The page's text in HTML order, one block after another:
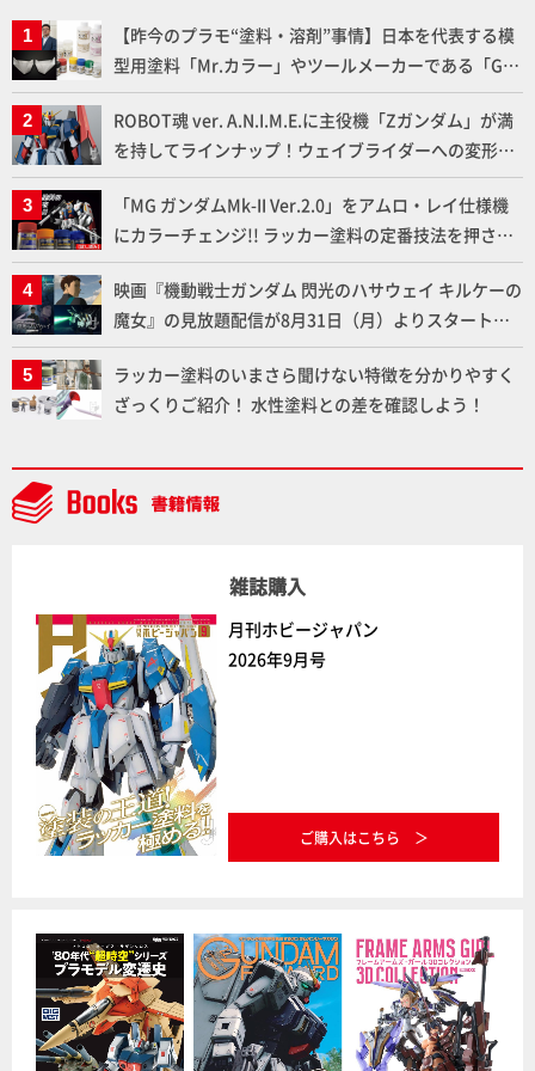
【昨今のプラモ“塗料・溶剤”事情】日本を代表する模
型用塗料「Mr.カラー」やツールメーカーである「GSI
クレオス」が語るラッカー塗料の未来とは？
ROBOT魂 ver. A.N.I.M.E.に主役機「Zガンダム」が満
を持してラインナップ！ウェイブライダーへの変形、
劇中どおりのプロポーションを再現【機動戦士Zガン
ダム】
「MG ガンダムMk-II Ver.2.0」をアムロ・レイ仕様機
にカラーチェンジ!! ラッカー塗料の定番技法を押さえ
るだけでハイクオリティの作例に!!【試し読み】
映画『機動戦士ガンダム 閃光のハサウェイ キルケーの
魔女』の見放題配信が8月31日（月）よりスタート！
Prime Videoで国内独占配信
ラッカー塗料のいまさら聞けない特徴を分かりやすく
ざっくりご紹介！ 水性塗料との差を確認しよう！
雑誌購入
月刊ホビージャパン
2026年9月号
ご購入はこちら